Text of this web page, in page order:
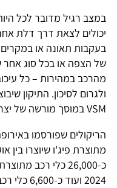
במצב רגיל מדובר לכל
יכולים לצאת דרך דלת
בעקבות תאונה או
של הצפה או בכל סוג
מהרכב במהירות – כל
ולגרום לסיכון. התיקון
VSM במוסך מורשה של יצרנית הרכב, ועל חשבונה.
2024